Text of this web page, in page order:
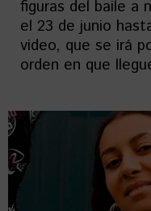
figuras del baile a
el 23 de junio
video, que se irá
orden en que